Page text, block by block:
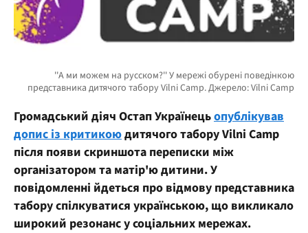
Громадський діяч Остап Українецьопублікував
допис із критикоюдитячого табору Vilni Camp
після появи скриншота переписки між
організатором та матір'ю дитини. У
повідомленні йдеться про відмову представника
табору спілкуватися українською, що викликало
широкий резонанс у соціальних мережах.